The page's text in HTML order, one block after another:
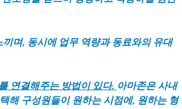
며, 동시에 업무 역량과 동료와의 유대
연결해주는 방법이 있다. 아마존은 사내
해 구성원들이 원하는 시점에, 원하는 형